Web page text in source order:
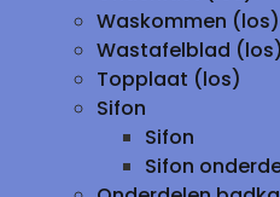
Waskommen (los)
Wastafelblad (los)
Topplaat (los)
Sifon
Sifon
Sifon